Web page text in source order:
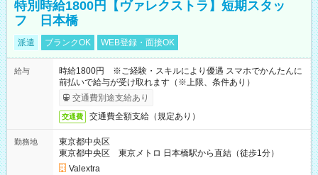
特別時給1800円【ヴァレクストラ】短期スタッ
フ 日本橋
派遣 ブランクOK WEB登録・面接OK
給与
時給1800円 ※ご経験・スキルにより優遇 スマホでかんたんに
前払いで給与が受け取れます（※上限、条件あり）
交通費別途支給あり
交通費 交通費全額支給（規定あり）
勤務地
東京都中央区
東京都中央区 東京メトロ 日本橋駅から直結（徒歩1分）
Valextra